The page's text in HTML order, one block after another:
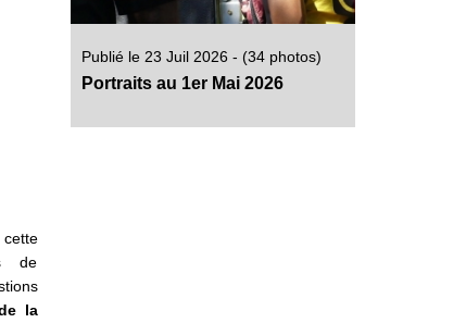
de
la
Publié le 23 Juil 2026 - (34 photos)
Portraits au 1er Mai 2026